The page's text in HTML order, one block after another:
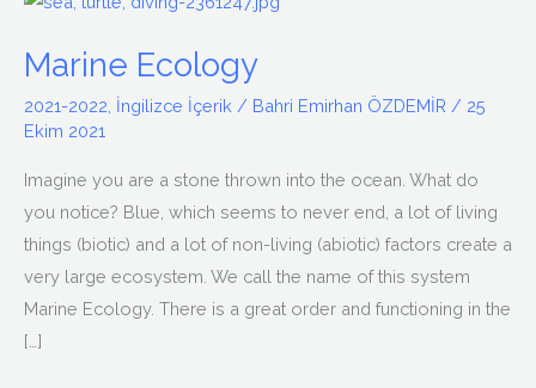
Marine Ecology
2021-2022 İngilizce İçerik / Bahri Emirhan ÖZDEMİR / 25
Ekim 2021
Imagine you are a stone thrown into the ocean. What do
you notice? Blue, which seems to never end, a lot of living
things (biotic) and a lot of non-living (abiotic) factors create a
very large ecosystem. We call the name of this system
Marine Ecology. There is a great order and functioning in the
[…]